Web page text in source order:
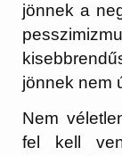
jönnek a
jönnek nem
Nem
fel kell